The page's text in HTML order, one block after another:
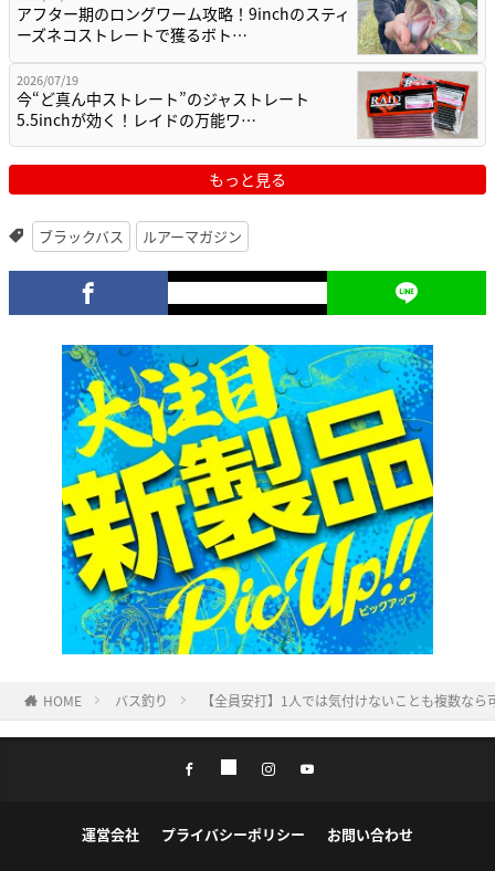
アフター期のロングワーム攻略！9inchのスティ
ーズネコストレートで獲るボト…
2026/07/19
今“ど真ん中ストレート”のジャストレート
5.5inchが効く！レイドの万能ワ…
もっと見る
ブラックバス ルアーマガジン
HOME バス釣り 【全員安打】1人では気付けないことも複数な
運営会社 プライバシーポリシー お問い合わせ